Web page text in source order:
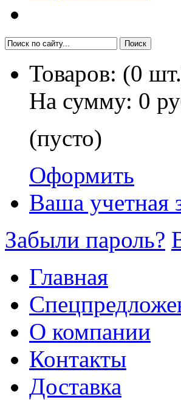
Товаров: (0
На сумму: 0
(пусто)
Оформить
Ваша учетная
Забыли пароль?
Главная
О компании
Контакты
Доставка